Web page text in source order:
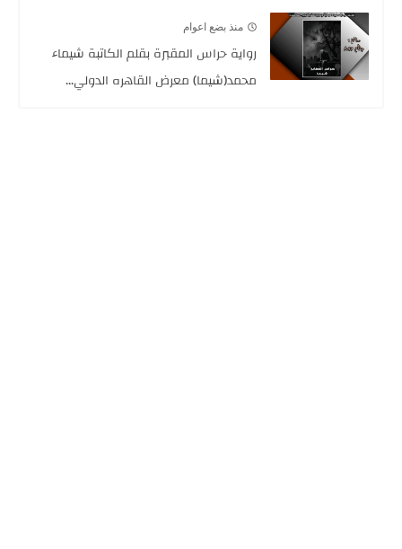
منذ بضع اعوام
رواية حراس المقبرة بقلم الكاتبة شيماء
محمد(شيما) معرض القاهره الدولي...